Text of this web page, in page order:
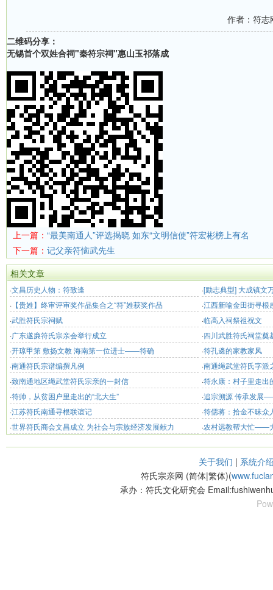
作者：符
二维码分享：
无锡首个双姓合祠"秦符宗祠"惠山玉祁落成
上一篇： “最美南通人”评选揭晓 如东“文明信使”符宏彬榜上有名
下一篇： 记父亲符恼武先生
相关文章
·文昌历史人物：符致逢 ·[励志典型] 大成镇文
出务工 “靠双手我也
· 【贵姓】终审评审奖作品集合之“符”姓获奖作品 ·江西新喻金田街寻根
·武胜符氏宗祠赋 ·临高入祠祭祖祝文
·广东遂廉符氏宗亲会举行成立 ·四川武胜符氏祠堂奠
·开琼甲第 敷扬文教 海南第一位进士——符确 ·符孔遴的家教家风
·南通符氏宗谱编撰凡例 ·南通绳武堂符氏字派
·致南通地区绳武堂符氏宗亲的一封信 ·符永康：村子里走出
·符帅，从贫困户里走出的“北大生” ·追宗溯源 传承发展
·江苏符氏南通寻根联谊记 ·符儒蒋：拾金不昧众
·世界符氏商会文昌成立 为社会与宗族经济发展献力 ·农村远教帮大忙——
关于我们 | 系统介
符氏宗亲网 (简体|繁体)(
承办：符氏文化研究会